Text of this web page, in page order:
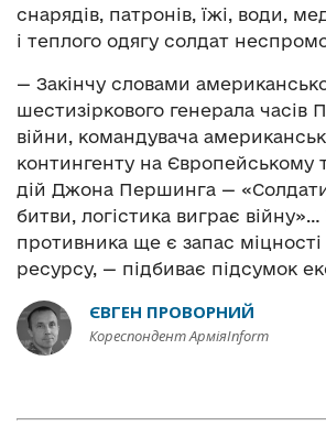
снарядів, патронів, їжі, води,
і теплого одягу солдат
— Закінчу словами
шестизіркового генерала часів
війни, командувача
контингенту на Європейському
дій Джона Першинга —
битви, логістика виграє
противника ще є запас
ресурсу, — підбиває підсумок
ЄВГЕН ПРОВОРНИЙ
Кореспондент АрміяInform